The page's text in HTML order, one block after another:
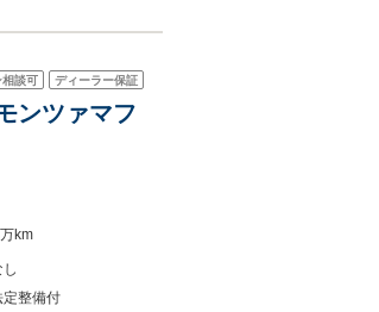
相談可 ディーラー保証
ンツァマフ
万km
定整備付